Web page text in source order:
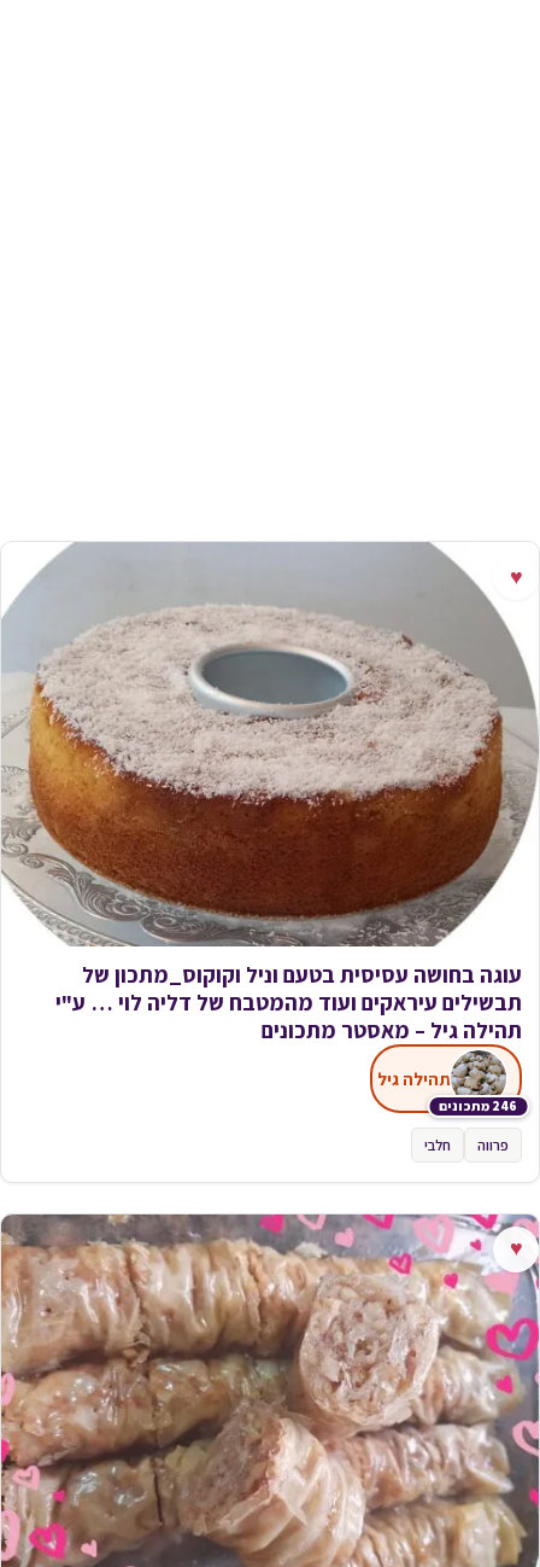
♥
עוגה בחושה עסיסית בטעם וניל וקוקוס_מתכון של
תבשילים עיראקים ועוד מהמטבח של דליה לוי … ע"י
תהילה גיל – מאסטר מתכונים
246 מתכונים
תהילה גיל
פרווה חלבי
♥